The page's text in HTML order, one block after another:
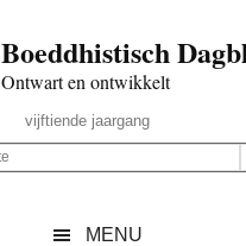
Boeddhistisch
Ontwart en ontwikkelt
vijftiende jaargang
MENU